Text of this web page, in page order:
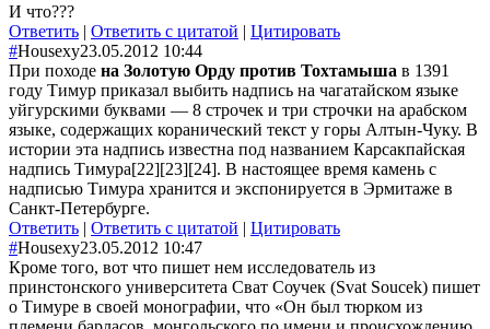
И что???
Ответить | Ответить с цитатой | Цитировать
#Housexy23.05.2012 10:44
При походе на Золотую Орду против Тохтамыша в 1391
году Тимур приказал выбить надпись на чагатайском языке
уйгурскими буквами — 8 строчек и три строчки на арабском
языке, содержащих коранический текст у горы Алтын-Чуку. В
истории эта надпись известна под названием Карсакпайская
надпись Тимура[22][23][24]. В настоящее время камень с
надписью Тимура хранится и экспонируется в Эрмитаже в
Санкт-Петербурге.
Ответить | Ответить с цитатой | Цитировать
#Housexy23.05.2012 10:47
Кроме того, вот что пишет нем исследователь из
принстонского университета Сват Соучек (Svat Soucek) пишет
о Тимуре в своей монографии, что «Он был тюрком из